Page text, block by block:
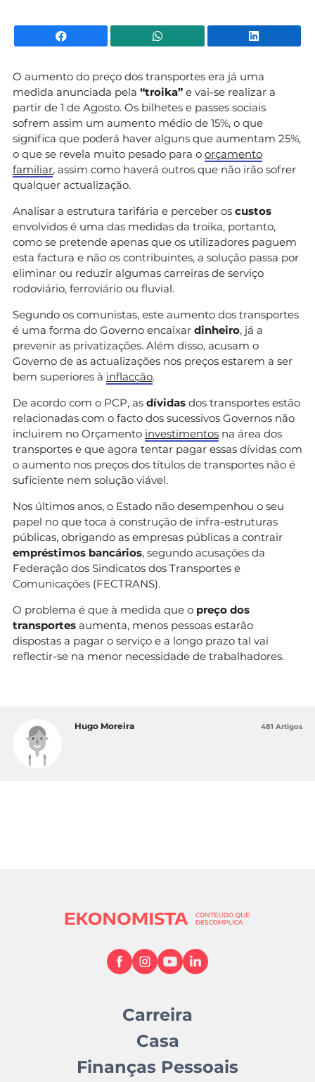
Facebook WhatsApp
O aumento do preço dos transportes era já uma
medida anunciada pela “troika” e vai-se realizar a
partir de 1 de Agosto. Os bilhetes e passes sociais
sofrem assim um aumento médio de 15%, o que
significa que poderá haver alguns que aumentam 25%,
o que se revela muito pesado para o orçamento
familiar, assim como haverá outros que não irão sofrer
qualquer actualização.
Analisar a estrutura tarifária e perceber os custos
envolvidos é uma das medidas da troika, portanto,
como se pretende apenas que os utilizadores paguem
esta factura e não os contribuintes, a solução passa por
eliminar ou reduzir algumas carreiras de serviço
rodoviário, ferroviário ou fluvial.
Segundo os comunistas, este aumento dos transportes
é uma forma do Governo encaixar dinheiro, já a
prevenir as privatizações. Além disso, acusam o
Governo de as actualizações nos preços estarem a ser
bem superiores à inflacção.
De acordo com o PCP, as dívidas dos transportes estão
relacionadas com o facto dos sucessivos Governos não
incluirem no Orçamento investimentos na área dos
transportes e que agora tentar pagar essas dívidas com
o aumento nos preços dos títulos de transportes não é
suficiente nem solução viável.
Nos últimos anos, o Estado não desempenhou o seu
papel no que toca à construção de infra-estruturas
públicas, obrigando as empresas públicas a contrair
empréstimos bancários, segundo acusações da
Federação dos Sindicatos dos Transportes e
Comunicações (FECTRANS).
O problema é que à medida que o preço dos
transportes aumenta, menos pessoas estarão
dispostas a pagar o serviço e a longo prazo tal vai
reflectir-se na menor necessidade de trabalhadores.
Hugo Moreira 481 Artigos
Carreira
Casa
Finanças Pessoais